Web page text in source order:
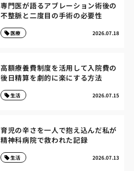
専門医が語るアブレーション術後の
不整脈と二度目の手術の必要性
2026.07.18
医療
高額療養費制度を活用して入院費の
後日精算を劇的に楽にする方法
2026.07.15
生活
育児の辛さを一人で抱え込んだ私が
精神科病院で救われた記録
2026.07.13
生活